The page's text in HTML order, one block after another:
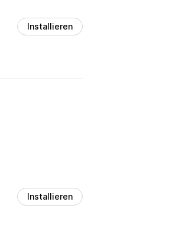
Installieren
Installieren